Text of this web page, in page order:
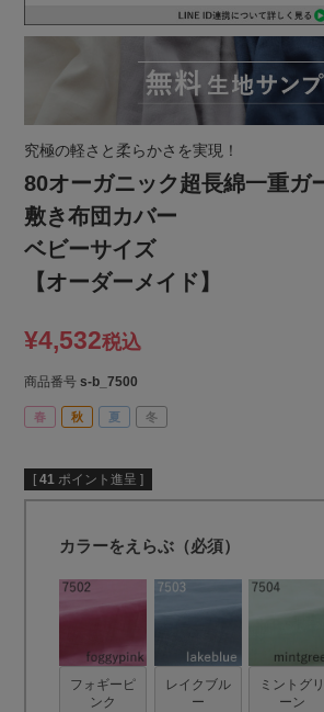
究極の軽さと柔らかさを実現！
80オーガニック超長綿一重ガ
敷き布団カバー
ベビーサイズ
【オーダーメイド】
¥4,532税込
商品番号 s-b_7500
春 秋 夏 冬
[ 41 ポイント進呈 ]
カラーをえらぶ（必須）
フォギーピ
ンク
レイクブル
ー
ミントグリ
ーン